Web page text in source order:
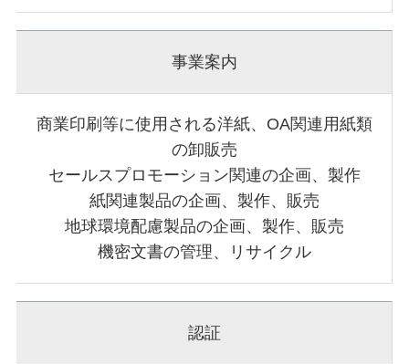
事業案内
商業印刷等に使用される洋紙、OA関連用紙類
の卸販売
セールスプロモーション関連の企画、製作
紙関連製品の企画、製作、販売
地球環境配慮製品の企画、製作、販売
機密文書の管理、リサイクル
認証